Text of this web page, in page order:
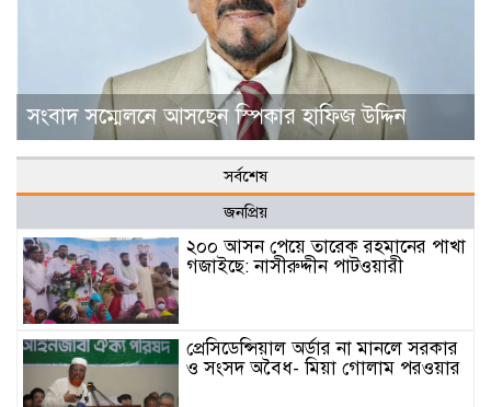
সংবাদ সম্মেলনে আসছেন স্পিকার হাফিজ উদ্দিন
সর্বশেষ
জনপ্রিয়
২০০ আসন পেয়ে তারেক রহমানের পাখা
গজাইছে: নাসীরুদ্দীন পাটওয়ারী
প্রেসিডেন্সিয়াল অর্ডার না মানলে সরকার
ও সংসদ অবৈধ- মিয়া গোলাম পরওয়ার